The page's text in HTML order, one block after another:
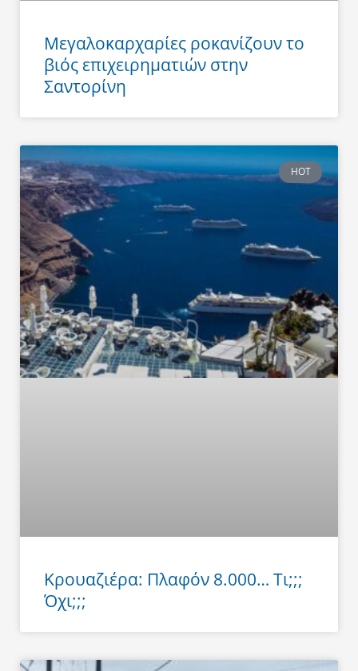
Μεγαλοκαρχαρίες ροκανίζουν το
βιός επιχειρηματιών στην
Σαντορίνη
HOT
Κρουαζιέρα: Πλαφόν 8.000… Τι;;;
Όχι;;;